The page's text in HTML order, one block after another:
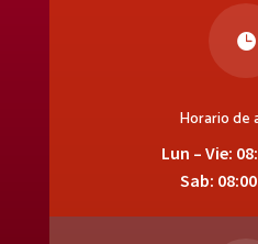

Horario de
Lun – Vie:
Sab: